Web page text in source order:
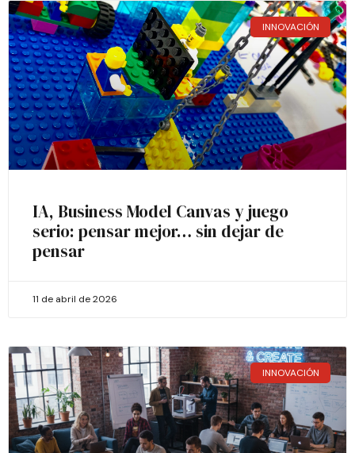
INNOVACIÓN
IA, Business Model Canvas y juego
serio: pensar mejor… sin dejar de
pensar
11 de abril de 2026
INNOVACIÓN